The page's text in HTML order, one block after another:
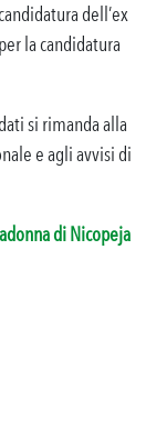
dell’ex
per la candidatura
si rimanda alla
e agli avvisi di
di Nicopeja